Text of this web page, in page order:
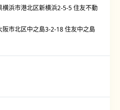
横浜市港北区新横浜2-5-5 住友不動
阪市北区中之島3-2-18 住友中之島